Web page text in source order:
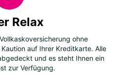
Relax
ohne
auf Ihrer Kreditkarte. Alle
und es steht Ihnen ein
zur Verfügung.